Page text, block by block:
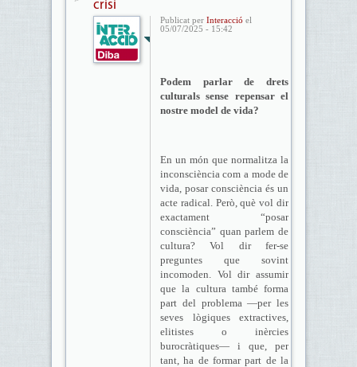
crisi
Publicat per Interacció el
05/07/2025 - 15:42
Podem parlar de drets
culturals sense repensar el
nostre model de vida?
En un món que normalitza la
inconsciència com a mode de
vida, posar consciència és un
acte radical. Però, què vol dir
exactament “posar
consciència” quan parlem de
cultura? Vol dir fer-se
preguntes que sovint
incomoden. Vol dir assumir
que la cultura també forma
part del problema —per les
seves lògiques extractives,
elitistes o inèrcies
burocràtiques— i que, per
tant, ha de formar part de la